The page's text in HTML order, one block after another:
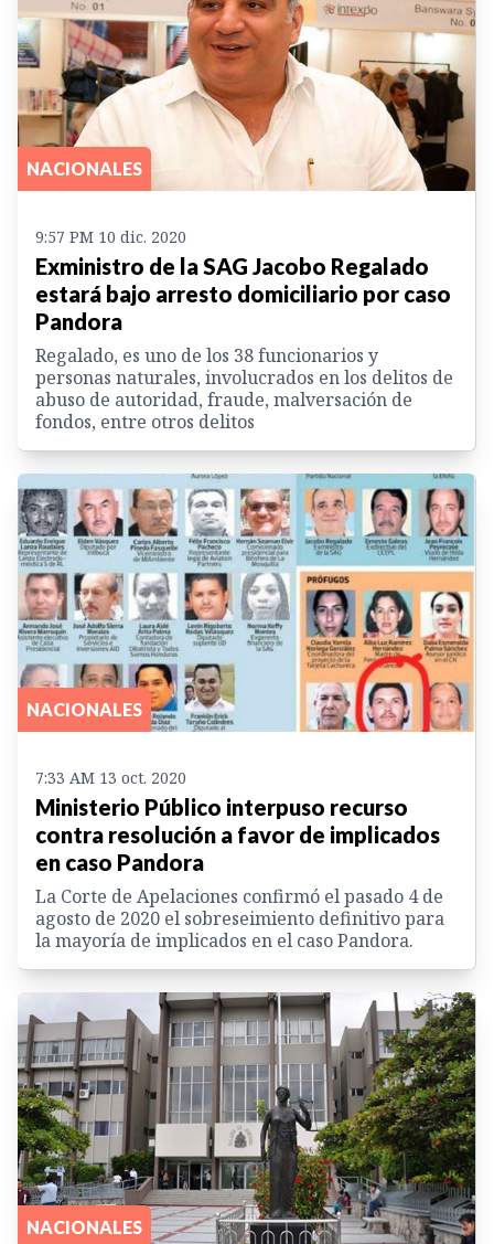
NACIONALES
9:57 PM 10 dic. 2020
Exministro de la SAG Jacobo Regalado
estará bajo arresto domiciliario por caso
Pandora
Regalado, es uno de los 38 funcionarios y
personas naturales, involucrados en los delitos de
abuso de autoridad, fraude, malversación de
fondos, entre otros delitos
NACIONALES
7:33 AM 13 oct. 2020
Ministerio Público interpuso recurso
contra resolución a favor de implicados
en caso Pandora
La Corte de Apelaciones confirmó el pasado 4 de
agosto de 2020 el sobreseimiento definitivo para
la mayoría de implicados en el caso Pandora.
NACIONALES